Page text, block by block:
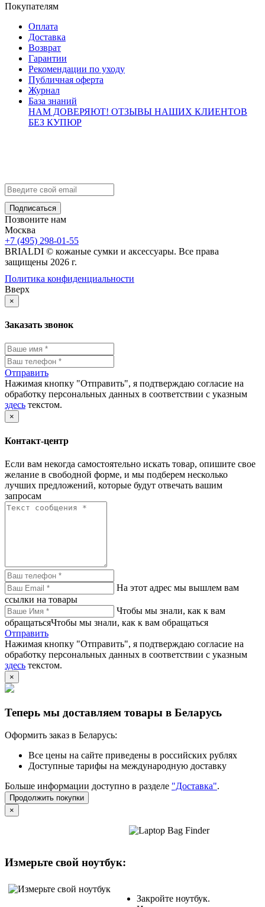
Покупателям
Оплата
Доставка
Возврат
Гарантии
Рекомендации по уходу
Публичная оферта
Журнал
База знаний
НАМ ДОВЕРЯЮТ! ОТЗЫВЫ НАШИХ КЛИЕНТОВ
БЕЗ КУПЮР
Позвоните нам
Москва
+7 (495) 298-01-55
BRIALDI © кожаные сумки и аксессуары. Все права
защищены 2026 г.
Политика конфиденциальности
Вверх
×
Заказать звонок
Отправить
Нажимая кнопку "Отправить", я подтверждаю согласие на
обработку персональных данных в соответствии с указным
здесь текстом.
×
Контакт-центр
Если вам некогда самостоятельно искать товар, опишите свое
желание в свободной форме, и мы подберем несколько
лучших предложений, которые будут отвечать вашим
запросам
На этот адрес мы вышлем вам
ссылки на товары
Чтобы мы знали, как к вам
обращатьсяЧтобы мы знали, как к вам обращаться
Отправить
Нажимая кнопку "Отправить", я подтверждаю согласие на
обработку персональных данных в соответствии с указным
здесь текстом.
×
Теперь мы доставляем товары в Беларусь
Оформить заказ в Беларусь:
Все цены на сайте приведены в российских рублях
Доступные тарифы на международную доставку
Больше информации доступно в разделе "Доставка".
Продолжить покупки
×
Измерьте свой ноутбук:
Закройте ноутбук.